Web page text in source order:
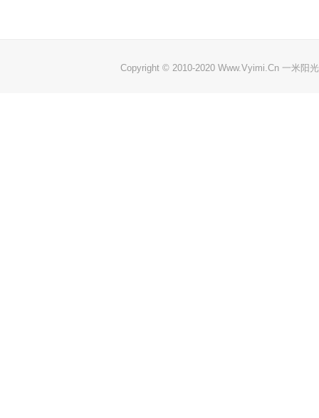
Copyright © 2010-2020 Www.Vyimi.Cn 一米阳